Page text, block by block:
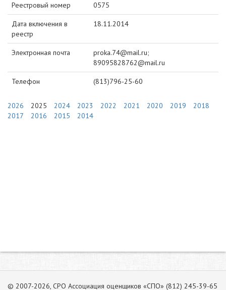
Реестровый номер 0575
Дата включения в
реестр
18.11.2014
Электронная почта
proka.74@mail.ru;
89095828762@mail.ru
Телефон (813)796-25-60
2026 2025 2024 2023 2022 2021 2020 2019
2018
2017
2016 2015 2014
© 2007-2026, СРО Ассоциация оценщиков «СПО» (812) 245-39-65